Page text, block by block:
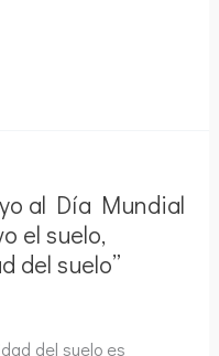
al Día Mundial
el suelo,
del suelo”
del suelo es